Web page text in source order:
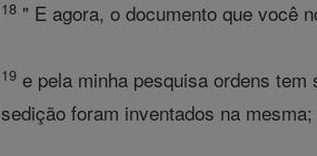
18 " E agora, o documento que você
19 e pela minha pesquisa ordens
sedição foram inventados na mesma;